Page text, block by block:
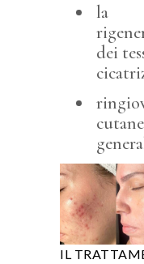
la
dei
IL